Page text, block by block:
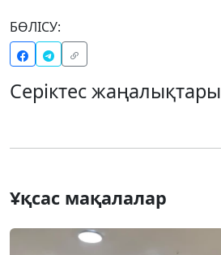
БӨЛІСУ:
Серіктес жаңалықтары
Ұқсас мақалалар